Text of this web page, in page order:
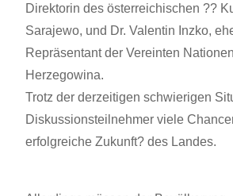
Direktorin des österreichischen ??
Sarajewo, und Dr. Valentin Inzko,
Repräsentant der Vereinten
Herzegowina.
Trotz der derzeitigen schwierigen
Diskussionsteilnehmer viele
erfolgreiche Zukunft? des Landes.